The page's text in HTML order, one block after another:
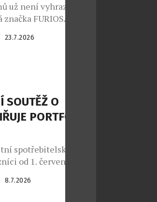
už není vyhrazen jen
FURIOSA
spolupráci se
její originální
23.7.2026
SOUTĚŽ O
PORTFOLIO
spotřebitelskou
od 1. července do
AirPods Max. Do
republice
8.7.2026